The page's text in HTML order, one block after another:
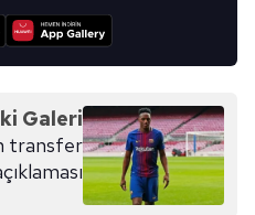
Galeri
transfer